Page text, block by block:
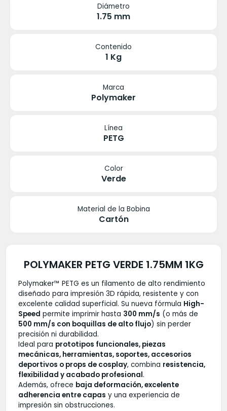
Diámetro
1.75 mm
Contenido
1 Kg
Marca
Polymaker
Línea
PETG
Color
Verde
Material de la Bobina
Cartón
POLYMAKER PETG VERDE 1.75MM 1KG
Polymaker™ PETG es un filamento de alto rendimiento
diseñado para impresión 3D rápida, resistente y con
excelente calidad superficial. Su nueva fórmula High-
Speed permite imprimir hasta 300 mm/s (o más de
500 mm/s con boquillas de alto flujo) sin perder
precisión ni durabilidad.
Ideal para prototipos funcionales, piezas
mecánicas, herramientas, soportes, accesorios
deportivos o props de cosplay, combina resistencia,
flexibilidad y acabado profesional.
Además, ofrece baja deformación, excelente
adherencia entre capas y una experiencia de
impresión sin obstrucciones.